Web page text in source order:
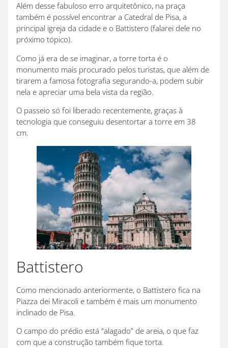
Além desse fabuloso erro arquitetônico, na praça
também é possível encontrar a Catedral de Pisa, a
principal igreja da cidade e o Battistero (falarei dele no
próximo tópico).
Como já era de se imaginar, a torre torta é o
monumento mais procurado pelos turistas, que além de
tirarem a famosa fotografia segurando-a, podem subir
nela e apreciar uma bela vista da região.
O passeio só foi liberado recentemente, graças à
tecnologia que conseguiu desentortar a torre em 38
cm.
Battistero
Como mencionado anteriormente, o Battistero fica na
Piazza dei Miracoli e também é mais um monumento
inclinado de Pisa.
O campo do prédio está “alagado” de areia, o que faz
com que a construção também fique torta.